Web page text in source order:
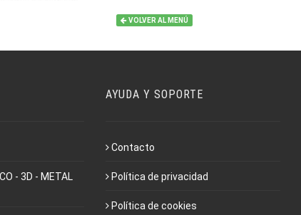
VOLVER AL MENÚ
- 3D - METAL
AYUDA Y SOPORTE
Contacto
Política de privacidad
Política de cookies